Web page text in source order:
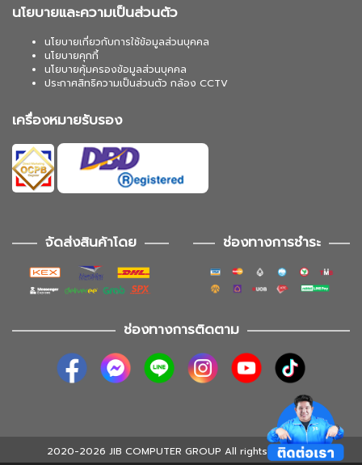
นโยบายและความเป็นส่วนตัว
นโยบายเกี่ยวกับการใช้ข้อมูลส่วนบุคคล
นโยบายคุกกี้
นโยบายคุ้มครองข้อมูลส่วนบุคคล
ประกาศสิทธิความเป็นส่วนตัว กล้อง CCTV
เครื่องหมายรับรอง
จัดส่งสินค้าโดย ช่องทางการชำระ
ช่องทางการติดตาม
2020-2026 JIB COMPUTER GROUP All rights reserved